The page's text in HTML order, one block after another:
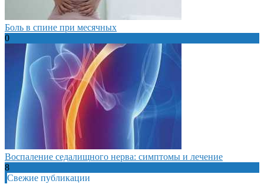
Боль в спине при месячных
0
Воспаление седалищного нерва: симптомы и лечение
8
Свежие публикации